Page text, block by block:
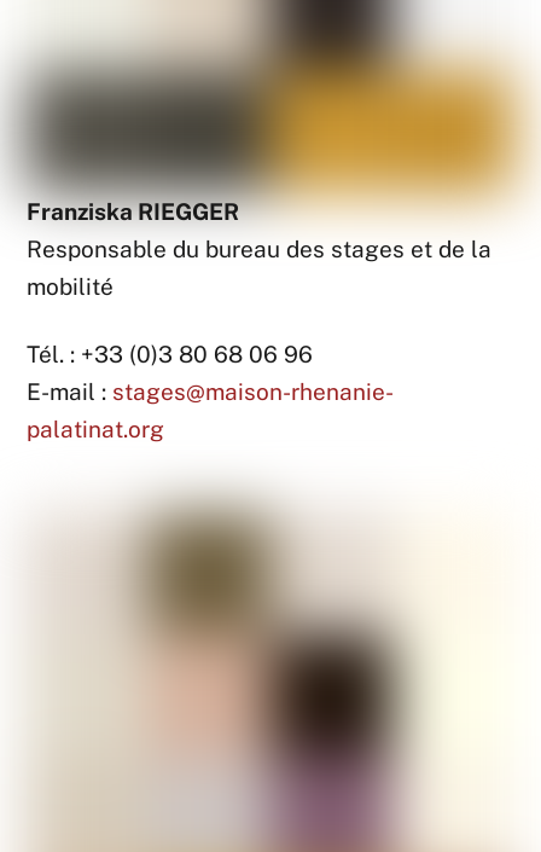
Franziska RIEGGER
Responsable du bureau des stages et de la
mobilité
Tél. : +33 (0)3 80 68 06 96
E-mail : stages@maison-rhenanie-
palatinat.org